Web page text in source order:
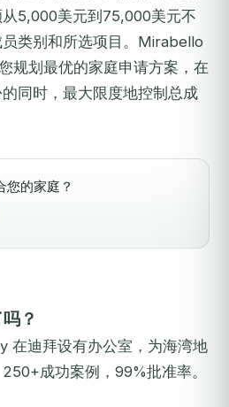
5,000美元到75,000美元不
类别和所选项目。Mirabello
规划最优的家庭申请方案，在
同时，最大限度地控制总成
您的家庭？
？
在迪拜设有办公室，为海湾地
成功案例，99%批准率。